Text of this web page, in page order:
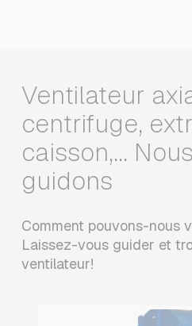
Ventilateur
centrifuge,
caisson,…
guidons
Comment pouvons-nous
Laissez-vous guider et
ventilateur!